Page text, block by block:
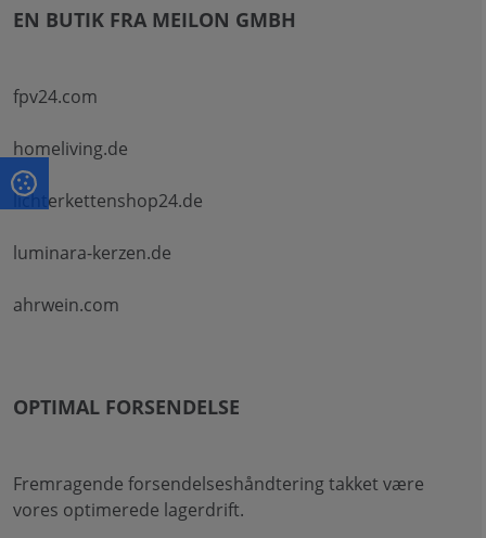
EN BUTIK FRA MEILON GMBH
fpv24.com
homeliving.de
lichterkettenshop24.de
luminara-kerzen.de
ahrwein.com
OPTIMAL FORSENDELSE
Fremragende forsendelseshåndtering takket være
vores optimerede lagerdrift.